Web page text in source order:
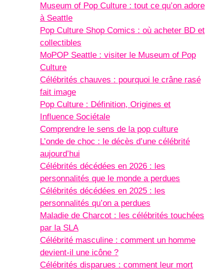
Museum of Pop Culture : tout ce qu’on adore
à Seattle
Pop Culture Shop Comics : où acheter BD et
collectibles
MoPOP Seattle : visiter le Museum of Pop
Culture
Célébrités chauves : pourquoi le crâne rasé
fait image
Pop Culture : Définition, Origines et
Influence Sociétale
Comprendre le sens de la pop culture
L’onde de choc : le décès d’une célébrité
aujourd’hui
Célébrités décédées en 2026 : les
personnalités que le monde a perdues
Célébrités décédées en 2025 : les
personnalités qu’on a perdues
Maladie de Charcot : les célébrités touchées
par la SLA
Célébrité masculine : comment un homme
devient-il une icône ?
Célébrités disparues : comment leur mort